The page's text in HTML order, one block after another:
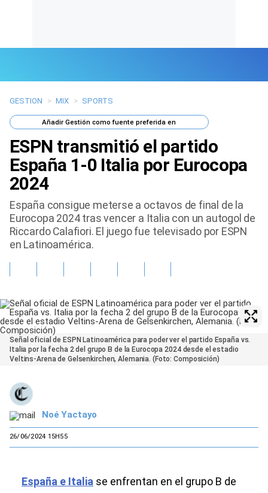
Últimas Noticias
Mi Bolsillo
Respuestas
Gente
Vida Laboral
Tendencias Mix
GESTION > MIX > SPORTS
AñadirGestión como fuente preferida en
ESPN transmitió el partido
España 1-0 Italia por Eurocopa
2024
España consigue meterse a octavos de final de la
Eurocopa 2024 tras vencer a Italia con un autogol de
Riccardo Calafiori. El juego fue televisado por ESPN
en Latinoamérica.
Señal oficial de ESPN Latinoamérica para poder ver el partido España vs.
Italia por la fecha 2 del grupo B de la Eurocopa 2024 desde el estadio
Veltins-Arena de Gelsenkirchen, Alemania. (Foto: Composición)
Noé Yactayo
26/06/2024 15H55
España e Italia se enfrentan en el grupo B de